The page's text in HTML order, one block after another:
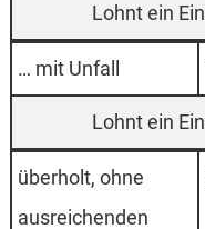
… mit Unfall
überholt, ohne
ausreichenden